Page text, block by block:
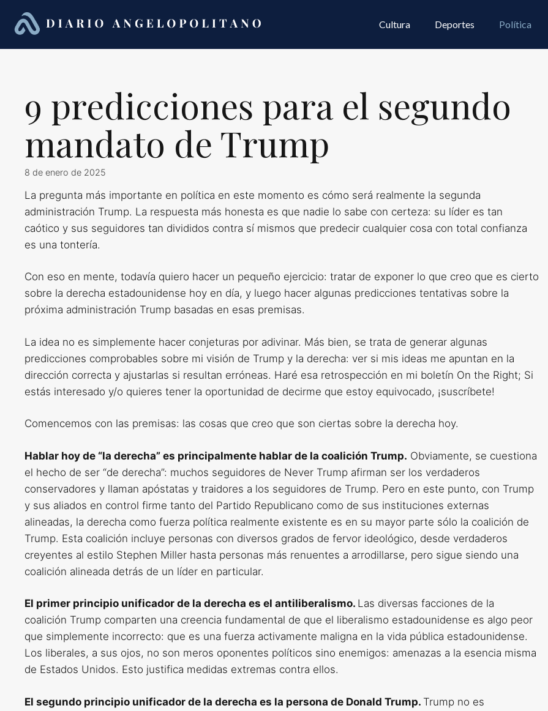
Cultura Deportes Política
9 predicciones para el segundo
mandato de Trump
8 de enero de 2025
La pregunta más importante en política en este momento es cómo será realmente la segunda
administración Trump. La respuesta más honesta es que nadie lo sabe con certeza: su líder es tan
caótico y sus seguidores tan divididos contra sí mismos que predecir cualquier cosa con total confianza
es una tontería.
Con eso en mente, todavía quiero hacer un pequeño ejercicio: tratar de exponer lo que creo que es cierto
sobre la derecha estadounidense hoy en día, y luego hacer algunas predicciones tentativas sobre la
próxima administración Trump basadas en esas premisas.
La idea no es simplemente hacer conjeturas por adivinar. Más bien, se trata de generar algunas
predicciones comprobables sobre mi visión de Trump y la derecha: ver si mis ideas me apuntan en la
dirección correcta y ajustarlas si resultan erróneas. Haré esa retrospección en mi boletín On the Right; Si
estás interesado y/o quieres tener la oportunidad de decirme que estoy equivocado, ¡suscríbete!
Comencemos con las premisas: las cosas que creo que son ciertas sobre la derecha hoy.
Hablar hoy de “la derecha” es principalmente hablar de la coalición Trump. Obviamente, se cuestiona
el hecho de ser “de derecha”: muchos seguidores de Never Trump afirman ser los verdaderos
conservadores y llaman apóstatas y traidores a los seguidores de Trump. Pero en este punto, con Trump
y sus aliados en control firme tanto del Partido Republicano como de sus instituciones externas
alineadas, la derecha como fuerza política realmente existente es en su mayor parte sólo la coalición de
Trump. Esta coalición incluye personas con diversos grados de fervor ideológico, desde verdaderos
creyentes al estilo Stephen Miller hasta personas más renuentes a arrodillarse, pero sigue siendo una
coalición alineada detrás de un líder en particular.
El primer principio unificador de la derecha es el antiliberalismo. Las diversas facciones de la
coalición Trump comparten una creencia fundamental de que el liberalismo estadounidense es algo peor
que simplemente incorrecto: que es una fuerza activamente maligna en la vida pública estadounidense.
Los liberales, a sus ojos, no son meros oponentes políticos sino enemigos: amenazas a la esencia misma
de Estados Unidos. Esto justifica medidas extremas contra ellos.
El segundo principio unificador de la derecha es la persona de Donald Trump. Trump no es